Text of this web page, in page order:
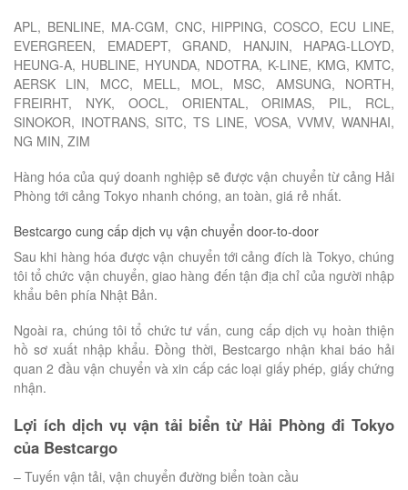
APL, BENLINE, MA-CGM, CNC, HIPPING, COSCO, ECU LINE,
EVERGREEN, EMADEPT, GRAND, HANJIN, HAPAG-LLOYD,
HEUNG-A, HUBLINE, HYUNDA, NDOTRA, K-LINE, KMG, KMTC,
AERSK LIN, MCC, MELL, MOL, MSC, AMSUNG, NORTH,
FREIRHT, NYK, OOCL, ORIENTAL, ORIMAS, PIL, RCL,
SINOKOR, INOTRANS, SITC, TS LINE, VOSA, VVMV, WANHAI,
NG MIN, ZIM
Hàng hóa của quý doanh nghiệp sẽ được vận chuyển từ cảng Hải
Phòng tới cảng Tokyo nhanh chóng, an toàn, giá rẻ nhất.
Bestcargo cung cấp dịch vụ vận chuyển door-to-door
Sau khi hàng hóa được vận chuyển tới cảng đích là Tokyo, chúng
tôi tổ chức vận chuyển, giao hàng đến tận địa chỉ của người nhập
khẩu bên phía Nhật Bản.
Ngoài ra, chúng tôi tổ chức tư vấn, cung cấp dịch vụ hoàn thiện
hồ sơ xuất nhập khẩu. Đồng thời, Bestcargo nhận khai báo hải
quan 2 đầu vận chuyển và xin cấp các loại giấy phép, giấy chứng
nhận.
Lợi ích dịch vụ vận tải biển từ Hải Phòng đi Tokyo
của Bestcargo
– Tuyến vận tải, vận chuyển đường biển toàn cầu